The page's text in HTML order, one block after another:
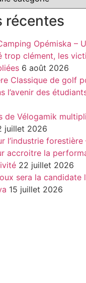
récentes
Opémiska –
trop clément, les
6 août 2026
Classique de golf
l’avenir des
de Vélogamik
juillet 2026
l’industrie forestière
accroitre la
22 juillet 2026
sera la candidate
15 juillet 2026